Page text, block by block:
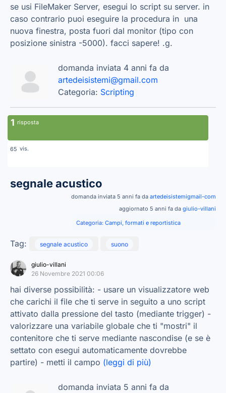
se usi FileMaker Server, esegui lo script su server. in
caso contrario puoi eseguire la procedura in una
nuova finestra, posta fuori dal monitor (tipo con
posizione sinistra -5000). facci sapere! .g.
domanda inviata 4 anni fa da
artedeisistemi@gmail.com
Categoria: Scripting
1 risposta
65 vis.
segnale acustico
domanda inviata 5 anni fa da artedeisistemigmail-com
aggiornato 5 anni fa da giulio-villani
Categoria: Campi, formati e reportistica
Tag: segnale acustico suono
giulio-villani
26 Novembre 2021 00:06
hai diverse possibilità: - usare un visualizzatore web
che carichi il file che ti serve in seguito a uno script
attivato dalla pressione del tasto (mediante trigger) -
valorizzare una variabile globale che ti "mostri" il
contenitore che ti serve mediante nascondise (e se è
settato con esegui automaticamente dovrebbe
partire) - metti il campo (leggi di più)
domanda inviata 5 anni fa da